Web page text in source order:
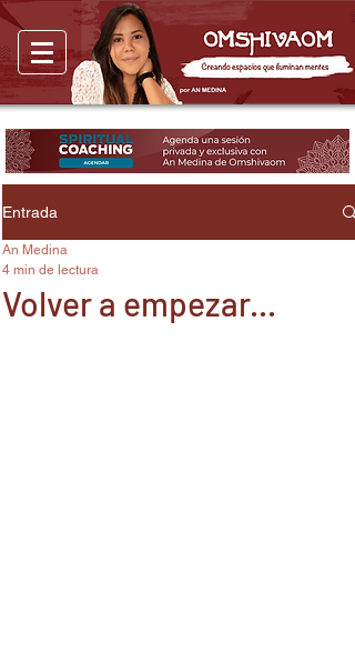
Entrada
Volver a empezar...
An Medina
4 min de lectura